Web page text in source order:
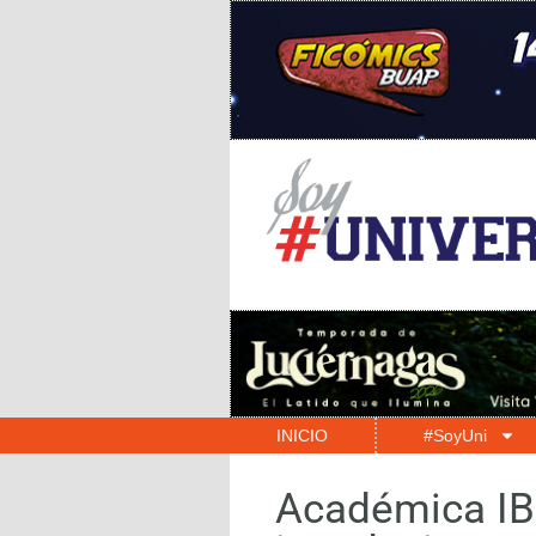
INICIO #SoyUni
Académica